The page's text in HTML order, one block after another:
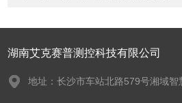
湖南艾克赛普测控科技有限公司
地址：长沙市车站北路579号湘域智